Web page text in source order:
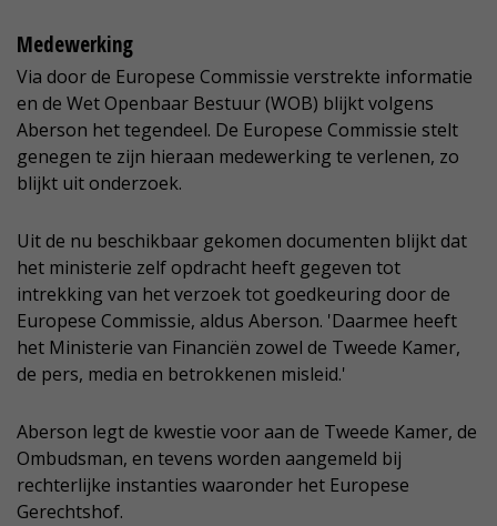
Medewerking
Via door de Europese Commissie verstrekte informatie
en de Wet Openbaar Bestuur (WOB) blijkt volgens
Aberson het tegendeel. De Europese Commissie stelt
genegen te zijn hieraan medewerking te verlenen, zo
blijkt uit onderzoek.
Uit de nu beschikbaar gekomen documenten blijkt dat
het ministerie zelf opdracht heeft gegeven tot
intrekking van het verzoek tot goedkeuring door de
Europese Commissie, aldus Aberson. 'Daarmee heeft
het Ministerie van Financiën zowel de Tweede Kamer,
de pers, media en betrokkenen misleid.'
Aberson legt de kwestie voor aan de Tweede Kamer, de
Ombudsman, en tevens worden aangemeld bij
rechterlijke instanties waaronder het Europese
Gerechtshof.